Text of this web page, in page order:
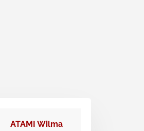
ATAMI Wilma